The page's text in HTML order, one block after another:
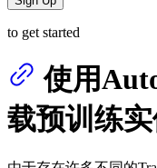
to get started
使用
载预训练实